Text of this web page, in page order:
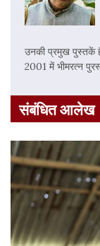
उनकी प्रमुख पुस्तकें
2001 में भीमरत्न
संबंधित आलेख